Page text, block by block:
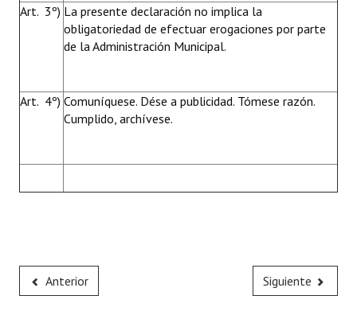
Art. 3º) La presente declaración no implica la
obligatoriedad de efectuar erogaciones por parte
de la Administración Municipal.
Art. 4º) Comuníquese. Dése a publicidad. Tómese razón.
Cumplido, archívese.
Anterior Siguiente